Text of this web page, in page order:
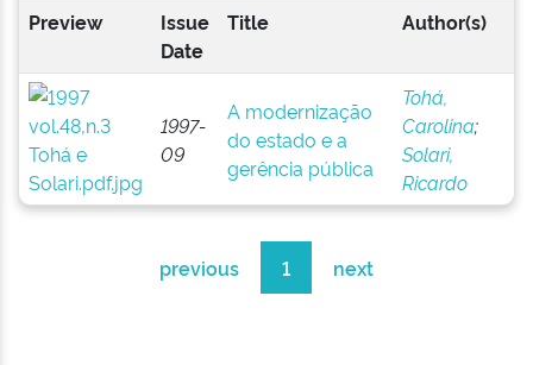
Preview
Issue
Date
Title Author(s)
1997-
09
A modernização
do estado e a
gerência pública
Tohá,
Carolina;
Solari,
Ricardo
previous 1 next